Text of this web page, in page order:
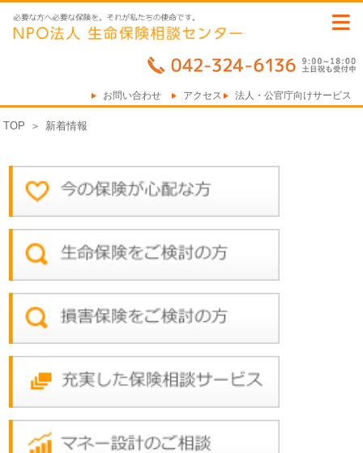
お問い合わせ アクセス 法人・公官庁向けサービス
≡
TOP ＞ 新着情報